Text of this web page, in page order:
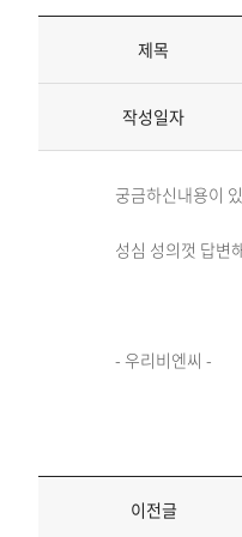
제목
작성일자
궁금하신내용이
성심 성의껏 답변
- 우리비엔씨 -
이전글